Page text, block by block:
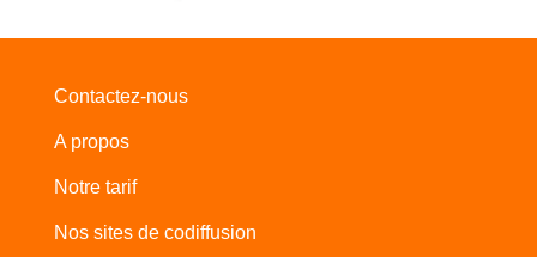
Contactez-nous
A propos
Notre tarif
Nos sites de codiffusion